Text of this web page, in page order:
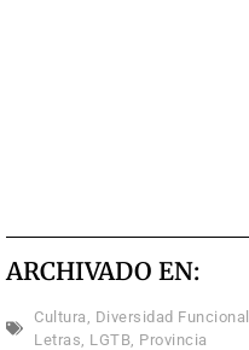
ARCHIVADO EN:
Cultura Diversidad Funcional
Letras LGTB Provincia